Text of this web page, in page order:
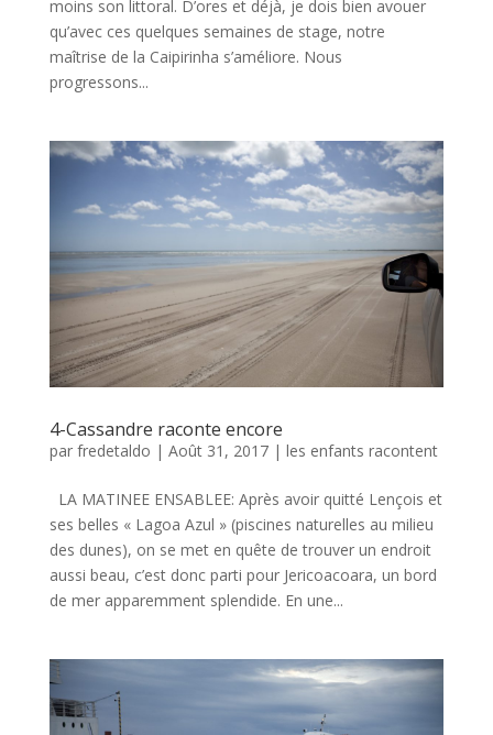
moins son littoral. D’ores et déjà, je dois bien avouer
qu’avec ces quelques semaines de stage, notre
maîtrise de la Caipirinha s’améliore. Nous
progressons...
4-Cassandre raconte encore
par fredetaldo | Août 31, 2017| les enfants racontent
LA MATINEE ENSABLEE: Après avoir quitté Lençois et
ses belles « Lagoa Azul » (piscines naturelles au milieu
des dunes), on se met en quête de trouver un endroit
aussi beau, c’est donc parti pour Jericoacoara, un bord
de mer apparemment splendide. En une...